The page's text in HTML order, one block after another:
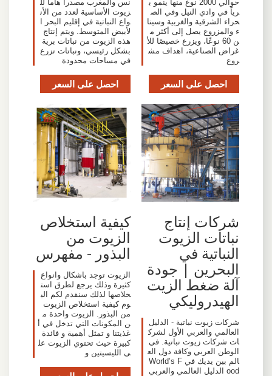
حوالي 2000 نوع منها ينمو ب
رياً في وادي النيل وفي الص
حراء الشرقية والغربية وسينا
ء والمزروع يصل إلى أكثر م
ن 60 نوعًا، ويزرع خصيصًا للأ
غراض الصناعية، اهداف مش
روع
احصل على السعر
نس والمغرب مصدرا هاما لل
زيوت الأساسية لعدد من الأن
واع النباتية في إقليم البحر ا
لأبيض المتوسط. ويتم إنتاج
هذه الزيوت من نباتات برية
بشكل رئيسي، ونباتات تزرع
في مساحات محدودة
احصل على السعر
شركات إنتاج
نباتات الزيوت
النباتية في
البحرين | جودة
آلة ضغط الزيت
الهيدروليكي
شركات زيوت نباتية - الدليل
العالمي والعربي الأول لشرك
ات شركات زيوت نباتية. في
الوطن العربي وكافة دول الع
الم بين يديك في World’s F
ood الدليل العالمي والعربي
كيفية استخلاص
الزيوت من
البذور - مفهرس
الزيوت توجد باشكال وانواع
كثيرة وذلك يرجع لطرق است
خلاصها لذلك سنقدم لكم الي
وم كيفية استخلاص الزيوت
من البذور. الزيوت واحدة م
ن المكونات التي تدخل في أ
غذيتنا و تمثل أهمية و فائدة
كبيرة حيث تحتوي الزيوت عل
ى الليسيتين و